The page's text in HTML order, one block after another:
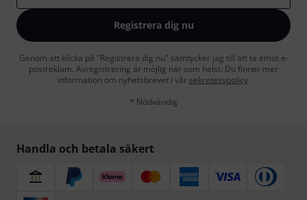
Registrera dig nu
Genom att klicka på "Registrera dig nu" samtycker jag till att ta emot e-
postreklam. Avregistrering är möjlig när som helst. Du finner mer
information om nyhetsbrevet i vår sekretesspolicy.
* Nödvändig
Handla och betala säkert